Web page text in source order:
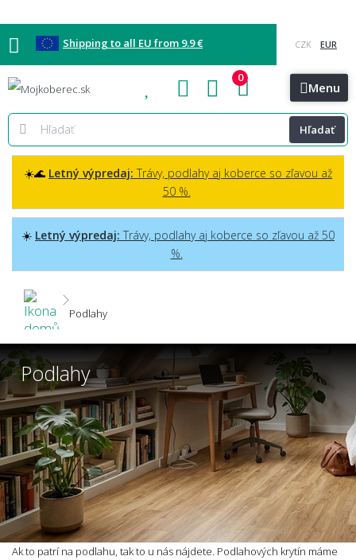
Shipping to all EU from 9.9 €
Blog Kontakt Menu
Hľadať
0
☀️🌊 Letný výpredaj: Trávy, podlahy aj koberce so zľavou až
50 %.
☀️ Letný výpredaj: Trávy, podlahy aj koberce so zľavou až 50
%.
Podlahy
Podlahy
Ak to patrí na podlahu, tak to u nás nájdete. Podlahových krytín máme